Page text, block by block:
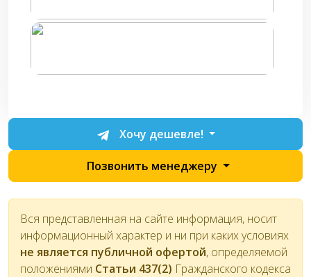
Хочу дешевле!
Позвонить менеджеру
Вся представленная на сайте информация, носит
информационный характер и ни при каких условиях
не является публичной офертой, определяемой
положениями Статьи 437(2) Гражданского кодекса